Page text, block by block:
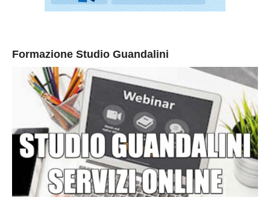
Formazione Studio Guandalini